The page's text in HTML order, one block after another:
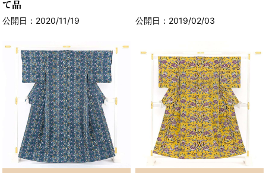
て品
公開日：2020/11/19 公開日：2019/02/03